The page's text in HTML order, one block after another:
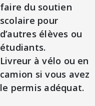
faire du soutien
scolaire pour
d’autres élèves ou
étudiants.
Livreur à vélo ou en
camion si vous avez
le permis adéquat.